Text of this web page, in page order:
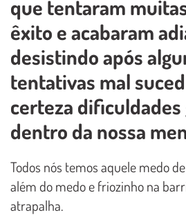
que tentaram
êxito e acabaram
desistindo após
tentativas mal
certeza dificuldades
dentro da nossa
Todos nós temos aquele medo
além do medo e friozinho na
atrapalha.